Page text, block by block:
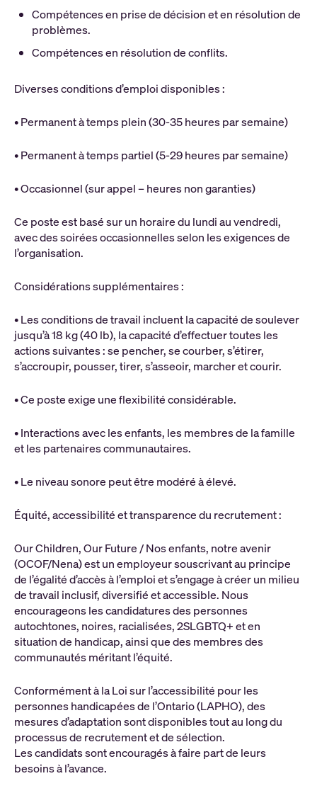
Compétences en prise de décision et en résolution de
problèmes.
Compétences en résolution de conflits.
Diverses conditions d’emploi disponibles :
• Permanent à temps plein (30-35 heures par semaine)
• Permanent à temps partiel (5-29 heures par semaine)
• Occasionnel (sur appel – heures non garanties)
Ce poste est basé sur un horaire du lundi au vendredi,
avec des soirées occasionnelles selon les exigences de
l’organisation.
Considérations supplémentaires :
• Les conditions de travail incluent la capacité de soulever
jusqu’à 18 kg (40 lb), la capacité d’effectuer toutes les
actions suivantes : se pencher, se courber, s’étirer,
s’accroupir, pousser, tirer, s’asseoir, marcher et courir.
• Ce poste exige une flexibilité considérable.
• Interactions avec les enfants, les membres de la famille
et les partenaires communautaires.
• Le niveau sonore peut être modéré à élevé.
Équité, accessibilité et transparence du recrutement :
Our Children, Our Future / Nos enfants, notre avenir
(OCOF/Nena) est un employeur souscrivant au principe
de l’égalité d’accès à l’emploi et s’engage à créer un milieu
de travail inclusif, diversifié et accessible. Nous
encourageons les candidatures des personnes
autochtones, noires, racialisées, 2SLGBTQ+ et en
situation de handicap, ainsi que des membres des
communautés méritant l’équité.
Conformément à la Loi sur l’accessibilité pour les
personnes handicapées de l’Ontario (LAPHO), des
mesures d’adaptation sont disponibles tout au long du
processus de recrutement et de sélection.
Les candidats sont encouragés à faire part de leurs
besoins à l’avance.